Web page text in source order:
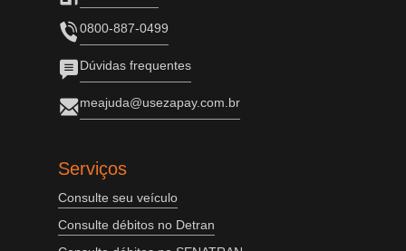
0800-887-0499
Dúvidas frequentes
meajuda@usezapay.com.br
Serviços
Consulte seu veículo
Consulte débitos no Detran